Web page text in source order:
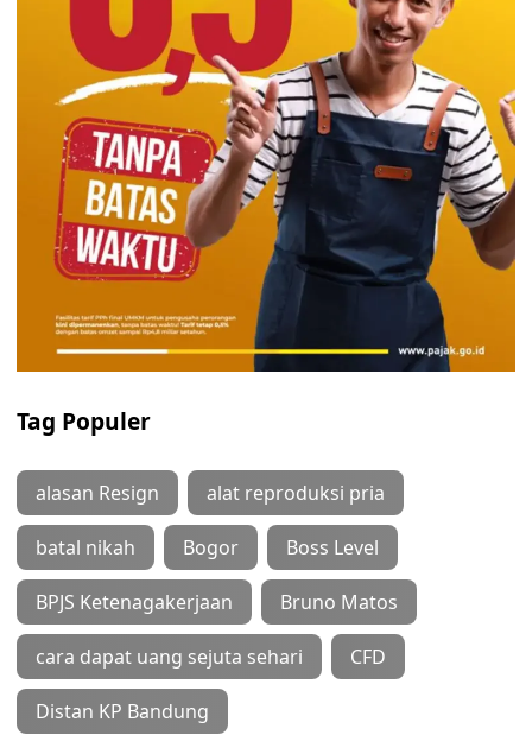
Tag Populer
alasan Resign alat reproduksi pria
batal nikah Bogor Boss Level
BPJS Ketenagakerjaan Bruno Matos
cara dapat uang sejuta sehari CFD
Distan KP Bandung